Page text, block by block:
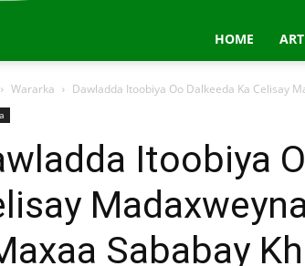
HOME
Wararka Dawladda Itoobiya Oo Dalkeeda Ka Celisay
Itoobiya
Sababay